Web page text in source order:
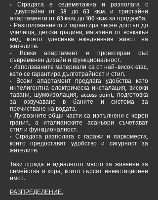
• Сградата е седеметажна и разполага с
двустайни от 58 до 63 кв.м. и тристайни
апартаменти от 83 кв.м. до 100 кв.м. за продажба.
• Разположението и гарантира лесен достъп до
училища, детски градини, магазини от всякакъв
вид, което улеснява ежедневния живот на
жителите.
• Всеки апартамент е проектиран със
съвременен дизайн и функционалност.
• Използваните материали са от най-висок клас,
като се гарантира дълготрайност и стил.
• Всеки апартамент предлага удобства като
интелигентна електрическа инсталация, високи
тавани, шумоизолация, access point, подготовка
за озвучаване в баните и система за
пречистване на водата.
• Луксозните общи части са изпълнени с черен
гранит, а италианските асаньори съчетават
стил и функционалност.
• Сградата разполага с гаражи и паркоместа,
които предоставят удобство и сигурност за
жителите.
Тази сграда е идеалното място за живеене за
семейства и хора, които търсят инвестиционен
имот.
РАЗПРЕДЕЛЕНИЕ.